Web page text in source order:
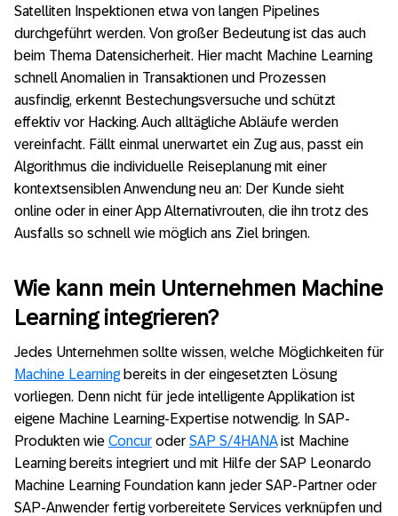
Satelliten Inspektionen etwa von langen Pipelines
durchgeführt werden. Von großer Bedeutung ist das auch
beim Thema Datensicherheit. Hier macht Machine Learning
schnell Anomalien in Transaktionen und Prozessen
ausfindig, erkennt Bestechungsversuche und schützt
effektiv vor Hacking. Auch alltägliche Abläufe werden
vereinfacht. Fällt einmal unerwartet ein Zug aus, passt ein
Algorithmus die individuelle Reiseplanung mit einer
kontextsensiblen Anwendung neu an: Der Kunde sieht
online oder in einer App Alternativrouten, die ihn trotz des
Ausfalls so schnell wie möglich ans Ziel bringen.
Wie kann mein Unternehmen Machine
Learning integrieren?
Jedes Unternehmen sollte wissen, welche Möglichkeiten für
Machine Learningbereits in der eingesetzten Lösung
vorliegen. Denn nicht für jede intelligente Applikation ist
eigene Machine Learning-Expertise notwendig. In SAP-
Produkten wie Concur oder SAP S/4HANAist Machine
Learning bereits integriert und mit Hilfe der SAP Leonardo
Machine Learning Foundation kann jeder SAP-Partner oder
SAP-Anwender fertig vorbereitete Services verknüpfen und